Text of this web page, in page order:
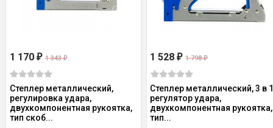
1 170 ₽ 1 343₽
Степлер металлический,
регулировка удара,
двухкомпонентная рукоятка,
тип скоб...
1 528₽ 1 798₽
Степлер металлический, 3 в
регулятор удара,
двухкомпонентная рукоятка,
тип...